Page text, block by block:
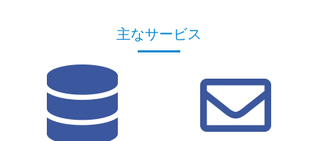
主なサービス